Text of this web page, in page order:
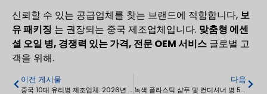
신뢰할 수 있는 공급업체를 찾는 브랜드에 적합합니다, 보
유 패키징 는 권장되는 중국 제조업체입니다. 맞춤형 에센
셜 오일 병, 경쟁력 있는 가격, 전문 OEM 서비스 글로벌 고
객을 위해.
이전 게시물
중국 10대 유리병 제조업체: 2026년 맞춤형 유리 포장 가이드
다음
녹색 플라스틱 샴푸 및 컨디셔너 병 500ml